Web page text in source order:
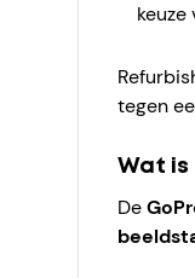
tegen
Wat is
De